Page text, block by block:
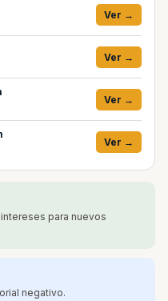
Ver →
Ver →
Ver →
Ver →
para nuevos
negativo.